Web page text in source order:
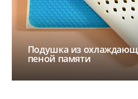
Подушка из
пеной памяти